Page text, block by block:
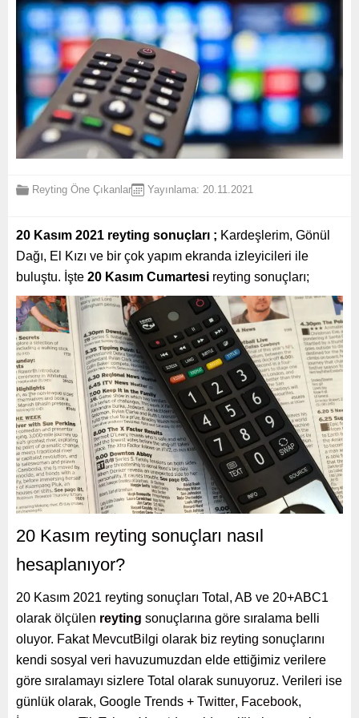
Reyting Öne Çıkanlar Yayınlama: 20.11.2021
20 Kasım 2021 reyting sonuçları ; Kardeşlerim, Gönül
Dağı, El Kızı ve bir çok yapım ekranda izleyicileri ile
buluştu. İşte 20 Kasım Cumartesi reyting sonuçları;
20 Kasım reyting sonuçları nasıl
hesaplanıyor?
20 Kasım 2021 reyting sonuçları Total, AB ve 20+ABC1
olarak ölçülen reyting sonuçlarına göre sıralama belli
oluyor. Fakat MevcutBilgi olarak biz reyting sonuçlarını
kendi sosyal veri havuzumuzdan elde ettiğimiz verilere
göre sıralamayı sizlere Total olarak sunuyoruz. Verileri ise
günlük olarak, Google Trends + Twitter, Facebook,